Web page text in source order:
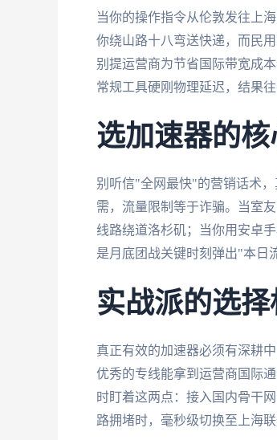
当你的操作指令从伦敦发往上
你绕山路十八弯送快递，而民
别提运营商为节省国际带宽成
常规工具硬刚物理延迟，结果
选加速器的
别听信"全网最快"的营销话术
需，流量限制等于诈骗。当室
线路绕道洛杉矶；当你用安卓
是月底团战关键时刻弹出"本
实战派的选
真正有效的加速器必须有深耕
优秀的专线能拿到运营商国际
时盯着这两点：接入国内骨干
路拥堵时，毫秒级切换至上海联